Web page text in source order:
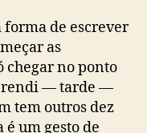
de escrever
as
chegar no ponto
— tarde —
tem outros dez
é um gesto de